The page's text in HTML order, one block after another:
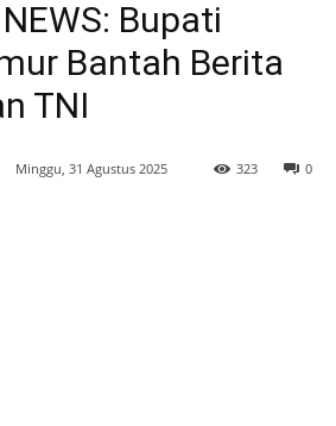
Bupati
Bantah Berita
TNI
Minggu, 31 Agustus 2025 0
323